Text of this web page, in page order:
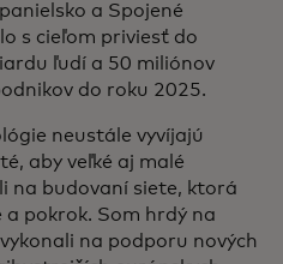
a Spojené
s cieľom priviesť do
ľudí a 50 miliónov
do roku 2025.
neustále vyvíjajú
aby veľké aj malé
na budovaní siete, ktorá
pokrok. Som hrdý na
na podporu nových